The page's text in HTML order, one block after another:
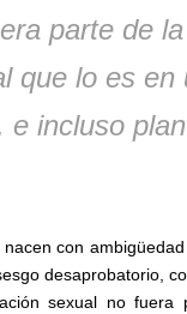
parte de la
que lo es en
e incluso
con
desaprobatorio,
sexual no fuera